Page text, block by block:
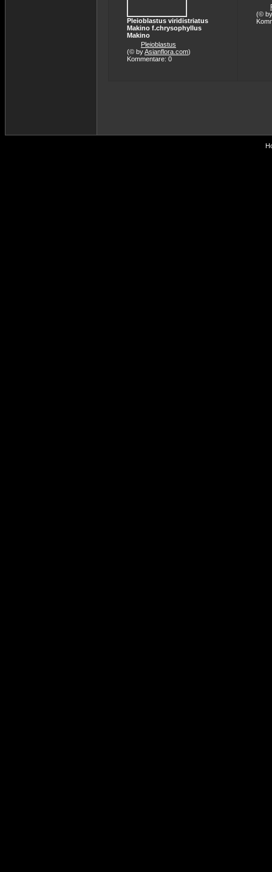
Pleioblastus viridistriatus
Makino f.chrysophyllus
Makino
Pleioblastus
(© byAsianflora.com)
Kommentare: 0
(©